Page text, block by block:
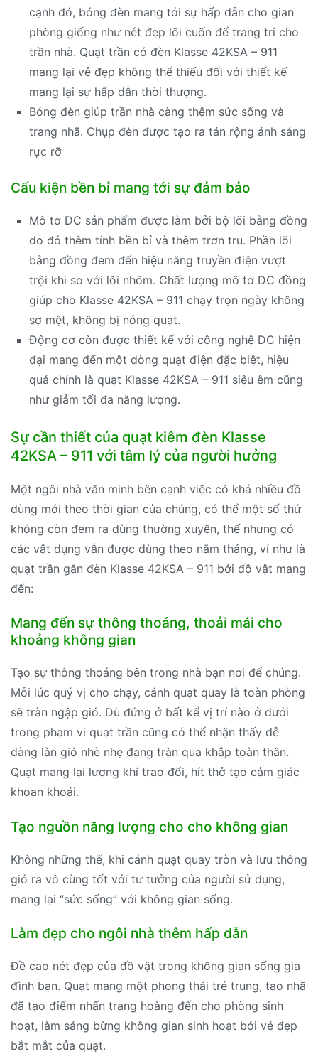
cạnh đó, bóng đèn mang tới sự hấp dẫn cho gian
phòng giống như nét đẹp lôi cuốn để trang trí cho
trần nhà. Quạt trần có đèn Klasse 42KSA – 911
mang lại vẻ đẹp không thể thiếu đối với thiết kế
mang lại sự hấp dẫn thời thượng.
Bóng đèn giúp trần nhà càng thêm sức sống và
trang nhã. Chụp đèn được tạo ra tán rộng ánh sáng
rực rỡ
Cấu kiện bền bỉ mang tới sự đảm bảo
Mô tơ DC sản phẩm được làm bởi bộ lõi bằng đồng
do đó thêm tính bền bỉ và thêm trơn tru. Phần lõi
bằng đồng đem đến hiệu năng truyền điện vượt
trội khi so với lõi nhôm. Chất lượng mô tơ DC đồng
giúp cho Klasse 42KSA – 911 chạy trọn ngày không
sợ mệt, không bị nóng quạt.
Động cơ còn được thiết kế với công nghệ DC hiện
đại mang đến một dòng quạt điện đặc biệt, hiệu
quả chính là quạt Klasse 42KSA – 911 siêu êm cũng
như giảm tối đa năng lượng.
Sự cần thiết của quạt kiêm đèn Klasse
42KSA – 911 với tâm lý của người hưởng
Một ngôi nhà văn minh bên cạnh việc có khá nhiều đồ
dùng mới theo thời gian của chúng, có thể một số thứ
không còn đem ra dùng thường xuyên, thế nhưng có
các vật dụng vẫn được dùng theo năm tháng, ví như là
quạt trần gắn đèn Klasse 42KSA – 911 bởi đồ vật mang
đến:
Mang đến sự thông thoáng, thoải mái cho
khoảng không gian
Tạo sự thông thoáng bên trong nhà bạn nơi để chúng.
Mỗi lúc quý vị cho chạy, cánh quạt quay là toàn phòng
sẽ tràn ngập gió. Dù đứng ở bất kể vị trí nào ở dưới
trong phạm vi quạt trần cũng có thể nhận thấy dễ
dàng làn gió nhè nhẹ đang tràn qua khắp toàn thân.
Quạt mang lại lượng khí trao đổi, hít thở tạo cảm giác
khoan khoái.
Tạo nguồn năng lượng cho cho không gian
Không những thế, khi cánh quạt quay tròn và lưu thông
gió ra vô cùng tốt với tư tưởng của người sử dụng,
mang lại “sức sống” với không gian sống.
Làm đẹp cho ngôi nhà thêm hấp dẫn
Đề cao nét đẹp của đồ vật trong không gian sống gia
đình bạn. Quạt mang một phong thái trẻ trung, tao nhã
đã tạo điểm nhấn trang hoàng đến cho phòng sinh
hoạt, làm sáng bừng không gian sinh hoạt bởi vẻ đẹp
bắt mắt của quạt.